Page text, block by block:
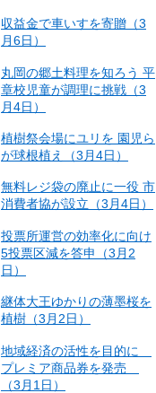
収益金で車いすを寄贈（3
月6日）
丸岡の郷土料理を知ろう 平
章校児童が調理に挑戦（3
月4日）
植樹祭会場にユリを 園児ら
が球根植え（3月4日）
無料レジ袋の廃止に一役 市
消費者協が設立（3月4日）
投票所運営の効率化に向け
5投票区減を答申（3月2
日）
継体大王ゆかりの薄墨桜を
植樹（3月2日）
地域経済の活性を目的に
プレミア商品券を発売
（3月1日）